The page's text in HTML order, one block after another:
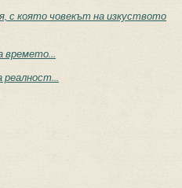
с която човекът на изкуството
времето...